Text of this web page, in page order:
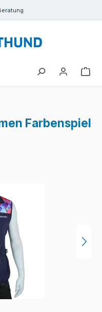
Farbenspiel